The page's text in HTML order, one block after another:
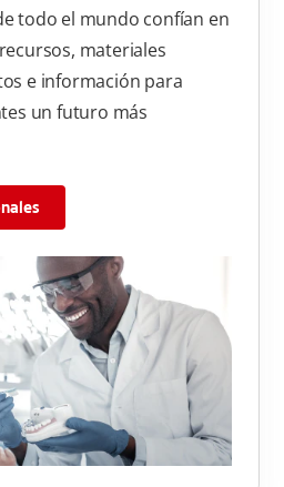
todo el mundo confían en
materiales
e información para
un futuro más